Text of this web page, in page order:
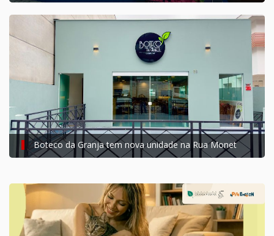
Boteco da Granja tem nova unidade na Rua Monet